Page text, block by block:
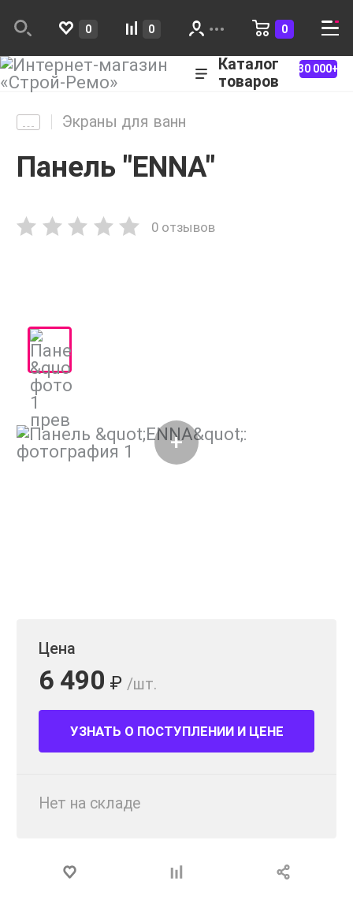
0 0 0
Каталог
товаров
30 000+
Экраны для ванн
Панель "ENNA"
0 отзывов
Цена
6 490 ₽ /шт.
УЗНАТЬ О ПОСТУПЛЕНИИ И ЦЕНЕ
Нет на складе